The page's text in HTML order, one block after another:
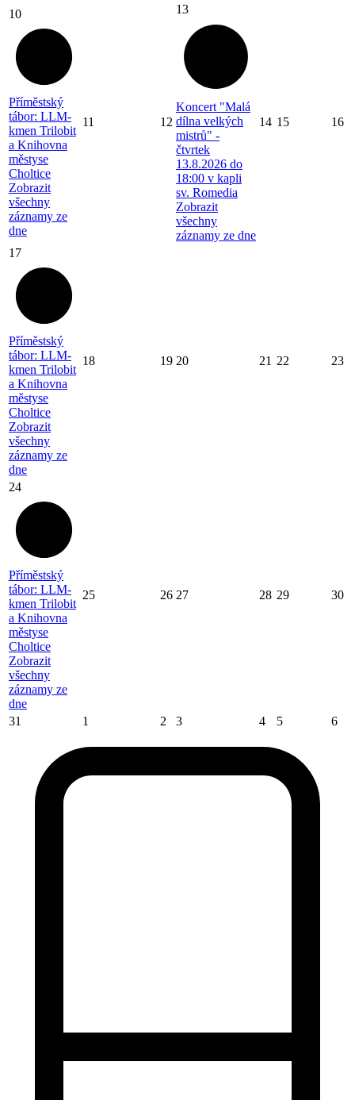
10
Příměstský
tábor: LLM-
kmen Trilobit
a Knihovna
městyse
Choltice
Zobrazit
všechny
záznamy ze
dne
11 12
13
Koncert "Malá
dílna velkých
mistrů" -
čtvrtek
13.8.2026 do
18:00 v kapli
sv. Romedia
Zobrazit
všechny
záznamy ze dne
14 15 16
17
Příměstský
tábor: LLM-
kmen Trilobit
a Knihovna
městyse
Choltice
Zobrazit
všechny
záznamy ze
dne
18 19 20 21 22 23
24
Příměstský
tábor: LLM-
kmen Trilobit
a Knihovna
městyse
Choltice
Zobrazit
všechny
záznamy ze
dne
25 26 27 28 29 30
31 1 2 3 4 5 6